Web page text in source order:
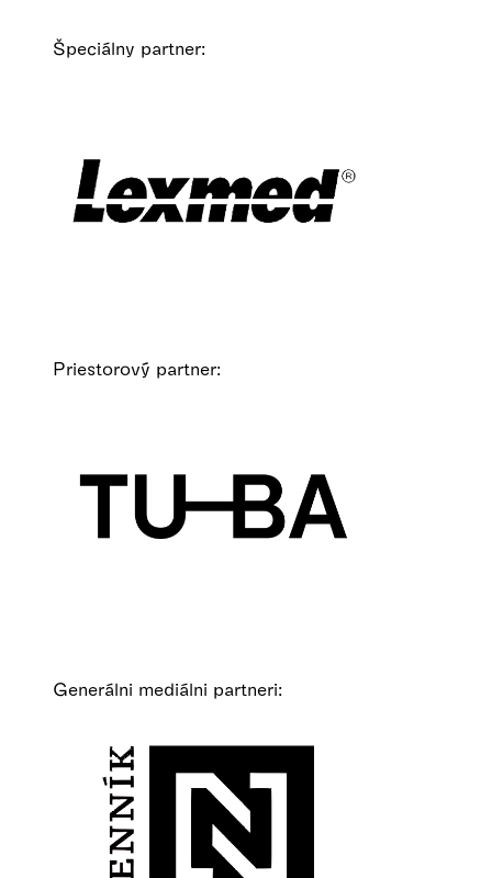
Špeciálny partner:
Priestorový partner:
Generálni mediálni partneri: